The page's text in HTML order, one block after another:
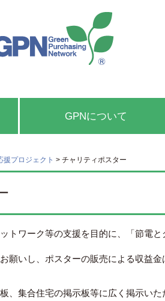
GPNについて
援プロジェクト > チャリティポスター
トワーク等の支援を目的に、「節電
願いし、ポスターの販売による収益
、集合住宅の掲示板等に広く掲示い